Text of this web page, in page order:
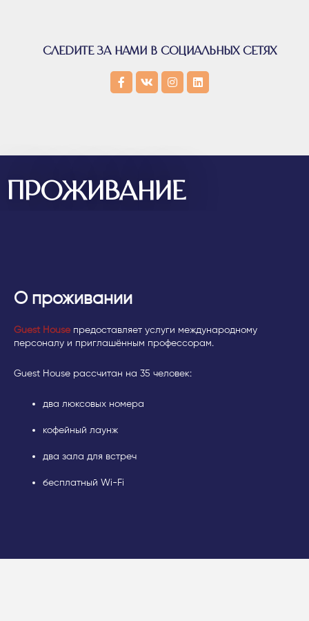
СЛЕДИТЕ ЗА НАМИ В СОЦИАЛЬНЫХ СЕТЯХ
ПРОЖИВАНИЕ
О проживании
Guest Houseпредоставляет услуги международному
персоналу и приглашённым профессорам.
Guest House рассчитан на 35 человек:
два люксовых номера
кофейный лаунж
два зала для встреч
бесплатный Wi-Fi